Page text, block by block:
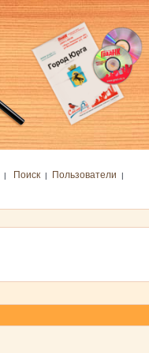
| Поиск| Пользователи |